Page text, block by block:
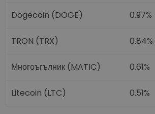
Dogecoin (DOGE) 0.97%
TRON (TRX) 0.84%
Многоъгълник (MATIC) 0.61%
Litecoin (LTC) 0.51%